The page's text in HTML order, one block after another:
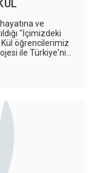
ve
"İçimizdeki
Kül öğrencilerimiz
ile Türkiye'nin
bu projenin bir